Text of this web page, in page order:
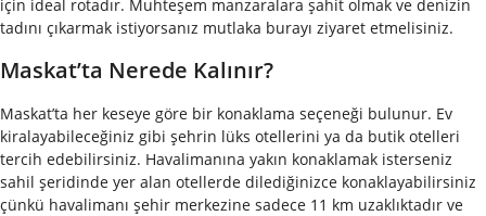
için ideal rotadır. Muhteşem manzaralara şahit olmak ve denizin
tadını çıkarmak istiyorsanız mutlaka burayı ziyaret etmelisiniz.
Maskat’ta Nerede Kalınır?
Maskat’ta her keseye göre bir konaklama seçeneği bulunur. Ev
kiralayabileceğiniz gibi şehrin lüks otellerini ya da butik otelleri
tercih edebilirsiniz. Havalimanına yakın konaklamak isterseniz
sahil şeridinde yer alan otellerde dilediğinizce konaklayabilirsiniz
çünkü havalimanı şehir merkezine sadece 11 km uzaklıktadır ve